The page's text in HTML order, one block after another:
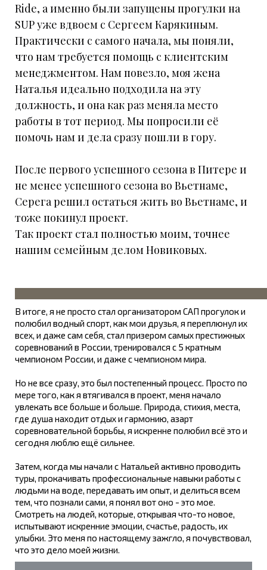
Ride, а именно были запущены прогулки на
SUP уже вдвоем с Сергеем Карякиным.
Практически с самого начала, мы поняли,
что нам требуется помощь с клиентским
менеджментом. Нам повезло, моя жена
Наталья идеально подходила на эту
должность, и она как раз меняла место
работы в тот период. Мы попросили её
помочь нам и дела сразу пошли в гору.
После первого успешного сезона в Питере и
не менее успешного сезона во Вьетнаме,
Серега решил остаться жить во Вьетнаме, и
тоже покинул проект.
Так проект стал полностью моим, точнее
нашим семейным делом Новиковых.
В итоге, я не просто стал организатором САП прогулок и
полюбил водный спорт, как мои друзья, я переплюнул их
всех, и даже сам себя, стал призером самых престижных
соревнований в России, тренировался с 5 кратным
чемпионом России, и даже с чемпионом мира.
Но не все сразу, это был постепенный процесс. Просто по
мере того, как я втягивался в проект, меня начало
увлекать все больше и больше. Природа, стихия, места,
где душа находит отдых и гармонию, азарт
соревновательной борьбы, я искренне полюбил всё это и
сегодня люблю ещё сильнее.
Затем, когда мы начали с Натальей активно проводить
туры, прокачивать профессиональные навыки работы с
людьми на воде, передавать им опыт, и делиться всем
тем, что познали сами, я понял вот оно - это мое.
Смотреть на людей, которые, открывая что-то новое,
испытывают искренние эмоции, счастье, радость, их
улыбки. Это меня по настоящему зажгло, я почувствовал,
что это дело моей жизни.